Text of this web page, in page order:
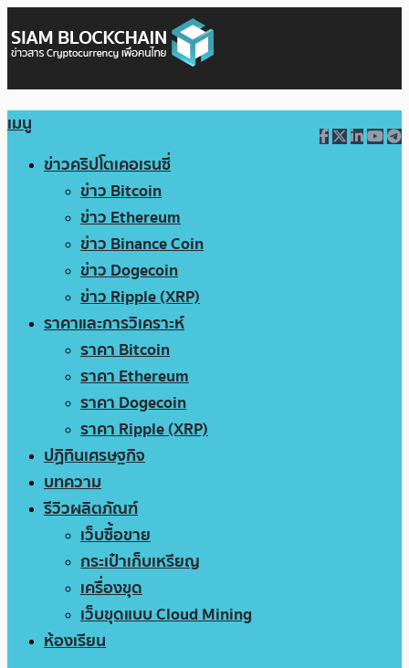
เมนู
ข่าวคริปโตเคอเรนซี่
ข่าว Bitcoin
ข่าว Ethereum
ข่าว Binance Coin
ข่าว Dogecoin
ข่าว Ripple (XRP)
ราคาและการวิเคราะห์
ราคา Bitcoin
ราคา Ethereum
ราคา Dogecoin
ราคา Ripple (XRP)
ปฏิทินเศรษฐกิจ
บทความ
รีวิวผลิตภัณฑ์
เว็บซื้อขาย
กระเป๋าเก็บเหรียญ
เครื่องขุด
เว็บขุดแบบ Cloud Mining
ห้องเรียน